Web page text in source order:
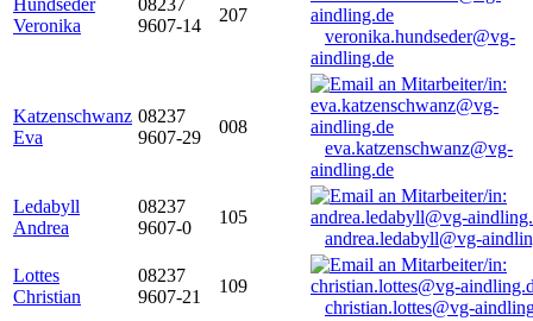
Hundseder
Veronika
08237
9607-14
207
veronika.hundseder@vg-
aindling.de
Katzenschwanz
Eva
08237
9607-29
008
eva.katzenschwanz@vg-
aindling.de
Ledabyll
Andrea
08237
9607-0
105
andrea.ledabyll@vg-
Lottes
Christian
08237
9607-21
109
christian.lottes@vg-